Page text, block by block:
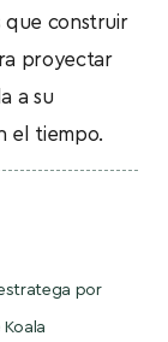
que construir
proyectar
a su
el tiempo.
por